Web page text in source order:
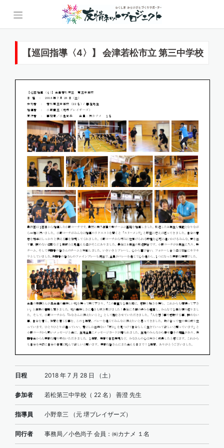
【巡回指導〈4〉】 会津若松市立 第三中学校
日程 2018 年 7 月 28 日 （土）
参加者 若松第三中学校（ 22 名） 善澄 先生
指導員 小野章三 （元 堺ブレイザーズ）
同行者 事務局／小色尚子 会員：㈱カナメ １名